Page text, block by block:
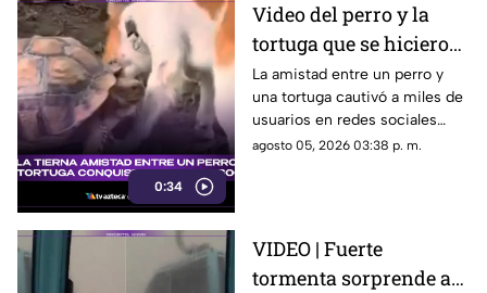
0:34
Video del perro y la
tortuga que se hicieron
amigos conquista las
redes sociales por su
ternura
La amistad entre un perro y
una tortuga cautivó a miles de
usuarios en redes sociales
gracias a un tierno video viral.
agosto 05, 2026 03:38 p. m.
VIDEO | Fuerte
tormenta sorprende a